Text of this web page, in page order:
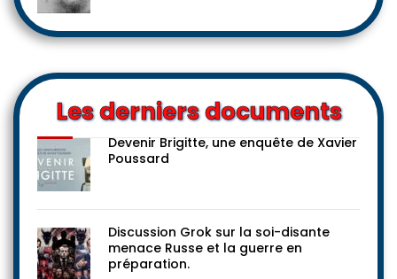
Les derniers documents
Devenir Brigitte, une enquête de Xavier
Poussard
Discussion Grok sur la soi-disante
menace Russe et la guerre en
préparation.